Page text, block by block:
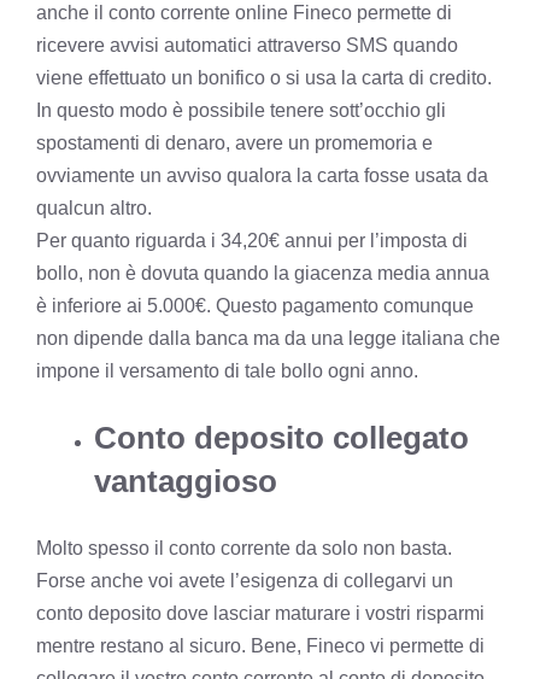
anche il conto corrente online Fineco permette di
ricevere avvisi automatici attraverso SMS quando
viene effettuato un bonifico o si usa la carta di credito.
In questo modo è possibile tenere sott’occhio gli
spostamenti di denaro, avere un promemoria e
ovviamente un avviso qualora la carta fosse usata da
qualcun altro.
Per quanto riguarda i 34,20€ annui per l’imposta di
bollo, non è dovuta quando la giacenza media annua
è inferiore ai 5.000€. Questo pagamento comunque
non dipende dalla banca ma da una legge italiana che
impone il versamento di tale bollo ogni anno.
Conto deposito collegato
vantaggioso
Molto spesso il conto corrente da solo non basta.
Forse anche voi avete l’esigenza di collegarvi un
conto deposito dove lasciar maturare i vostri risparmi
mentre restano al sicuro. Bene, Fineco vi permette di